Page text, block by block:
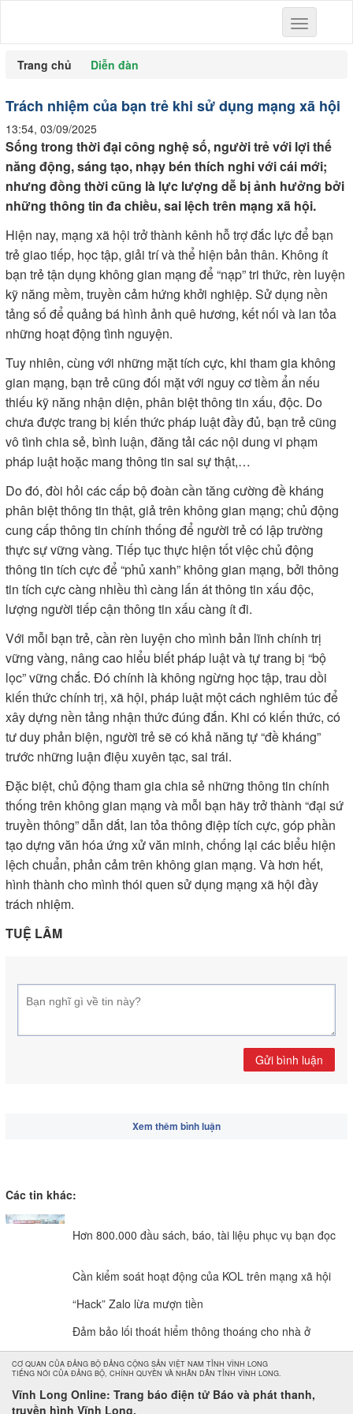
Toggle
navigation
Trang chủ
Diễn đàn
Trách nhiệm của bạn trẻ khi sử dụng mạng xã hội
13:54, 03/09/2025
Sống trong thời đại công nghệ số, người trẻ với lợi thế
năng động, sáng tạo, nhạy bén thích nghi với cái mới;
nhưng đồng thời cũng là lực lượng dễ bị ảnh hưởng bởi
những thông tin đa chiều, sai lệch trên mạng xã hội.
Hiện nay, mạng xã hội trở thành kênh hỗ trợ đắc lực để bạn
trẻ giao tiếp, học tập, giải trí và thể hiện bản thân. Không ít
bạn trẻ tận dụng không gian mạng để “nạp” tri thức, rèn luyện
kỹ năng mềm, truyền cảm hứng khởi nghiệp. Sử dụng nền
tảng số để quảng bá hình ảnh quê hương, kết nối và lan tỏa
những hoạt động tình nguyện.
Tuy nhiên, cùng với những mặt tích cực, khi tham gia không
gian mạng, bạn trẻ cũng đối mặt với nguy cơ tiềm ẩn nếu
thiếu kỹ năng nhận diện, phân biệt thông tin xấu, độc. Do
chưa được trang bị kiến thức pháp luật đầy đủ, bạn trẻ cũng
vô tình chia sẻ, bình luận, đăng tải các nội dung vi phạm
pháp luật hoặc mang thông tin sai sự thật,…
Do đó, đòi hỏi các cấp bộ đoàn cần tăng cường đề kháng
phân biệt thông tin thật, giả trên không gian mạng; chủ động
cung cấp thông tin chính thống để người trẻ có lập trường
thực sự vững vàng. Tiếp tục thực hiện tốt việc chủ động
thông tin tích cực để “phủ xanh” không gian mạng, bởi thông
tin tích cực càng nhiều thì càng lấn át thông tin xấu độc,
lượng người tiếp cận thông tin xấu càng ít đi.
Với mỗi bạn trẻ, cần rèn luyện cho mình bản lĩnh chính trị
vững vàng, nâng cao hiểu biết pháp luật và tự trang bị “bộ
lọc” vững chắc. Đó chính là không ngừng học tập, trau dồi
kiến thức chính trị, xã hội, pháp luật một cách nghiêm túc để
xây dựng nền tảng nhận thức đúng đắn. Khi có kiến thức, có
tư duy phản biện, người trẻ sẽ có khả năng tự “đề kháng”
trước những luận điệu xuyên tạc, sai trái.
Đặc biệt, chủ động tham gia chia sẻ những thông tin chính
thống trên không gian mạng và mỗi bạn hãy trở thành “đại sứ
truyền thông” dẫn dắt, lan tỏa thông điệp tích cực, góp phần
tạo dựng văn hóa ứng xử văn minh, chống lại các biểu hiện
lệch chuẩn, phản cảm trên không gian mạng. Và hơn hết,
hình thành cho mình thói quen sử dụng mạng xã hội đầy
trách nhiệm.
TUỆ LÂM
Gửi bình luận
Xem thêm bình luận
Các tin khác:
Hơn 800.000 đầu sách, báo, tài liệu phục vụ bạn đọc
Cần kiểm soát hoạt động của KOL trên mạng xã hội
“Hack” Zalo lừa mượn tiền
Đảm bảo lối thoát hiểm thông thoáng cho nhà ở
CƠ QUAN CỦA ĐẢNG BỘ ĐẢNG CỘNG SẢN VIỆT NAM TỈNH VĨNH LONG
TIẾNG NÓI CỦA ĐẢNG BỘ, CHÍNH QUYỀN VÀ NHÂN DÂN TỈNH VĨNH LONG.
Vĩnh Long Online: Trang báo điện tử Báo và phát thanh,
truyền hình Vĩnh Long.